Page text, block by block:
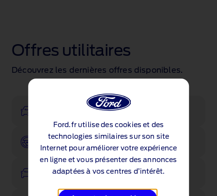
Ford.fr utilise des cookies et des
technologies similaires sur son site
Internet pour améliorer votre expérience
en ligne et vous présenter des annonces
adaptées à vos centres d’intérêt.
Offres utilitaires
Découvrez les dernières offres disponibles.
Réserver un essai
Voir les stocks